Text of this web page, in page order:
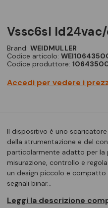
vssc6sl
Brand: WEIDMULLER
Codice articolo:
Codice produttore:
Accedi per vedere i
Il dispositivo è uno
della strumentazione e del
particolarmente adatto per la
misurazione, controllo e
un design piccolo e
segnali binar…
Leggi la descrizione